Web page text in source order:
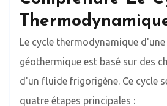
Le cycle thermodynamique
géothermique est basé sur des
d'un fluide frigorigène. Ce cycle
quatre étapes principales :